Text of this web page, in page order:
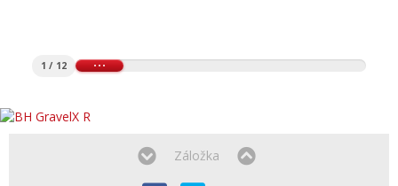
1 / 12
Záložka